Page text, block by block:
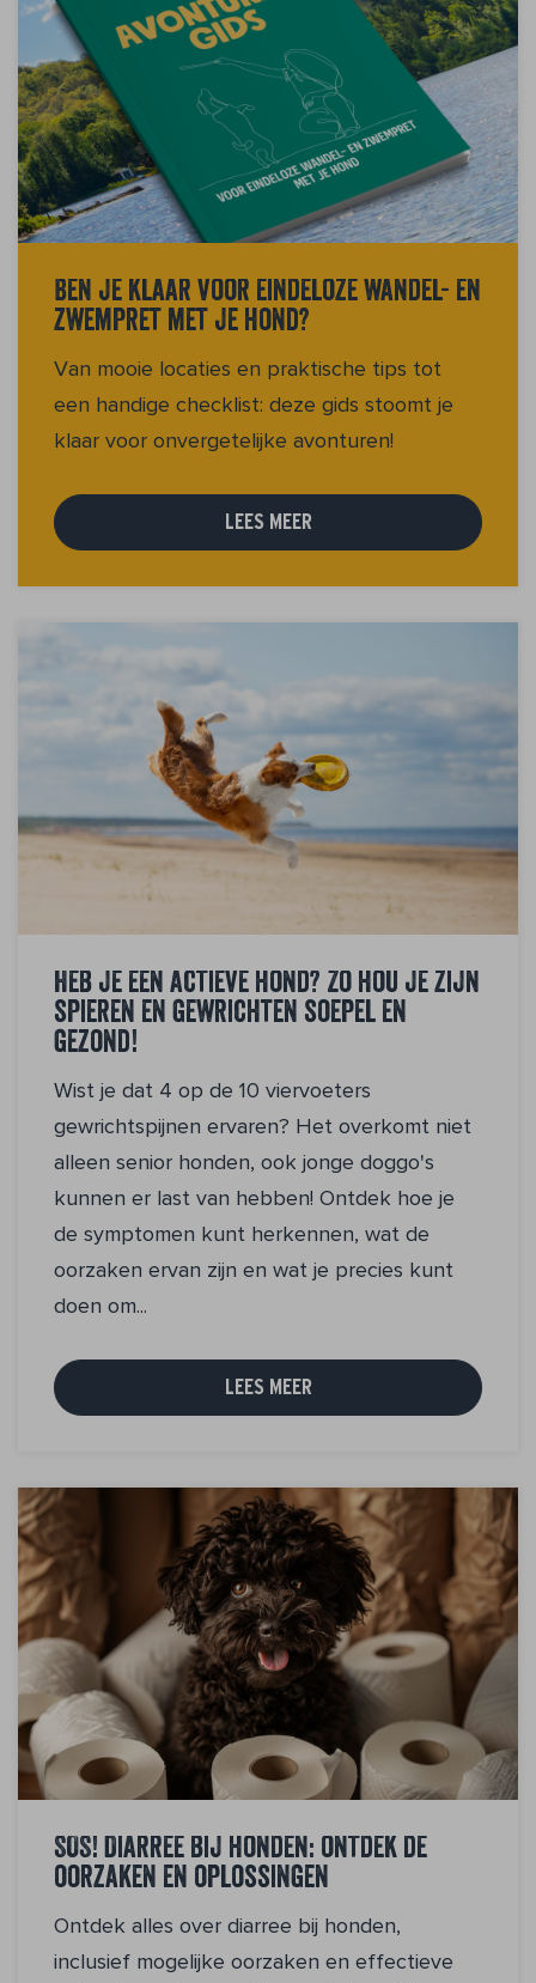
Ben je klaar voor eindeloze wandel- en
zwempret met je hond?
Van mooie locaties en praktische tips tot
een handige checklist: deze gids stoomt je
klaar voor onvergetelijke avonturen!
LEES MEER
Heb je een actieve hond? Zo hou je zijn
spieren en gewrichten soepel en
gezond!
Wist je dat 4 op de 10 viervoeters
gewrichtspijnen ervaren? Het overkomt niet
alleen senior honden, ook jonge doggo's
kunnen er last van hebben! Ontdek hoe je
de symptomen kunt herkennen, wat de
oorzaken ervan zijn en wat je precies kunt
doen om...
LEES MEER
SOS! Diarree bij honden: ontdek de
oorzaken en oplossingen
Ontdek alles over diarree bij honden,
inclusief mogelijke oorzaken en effectieve